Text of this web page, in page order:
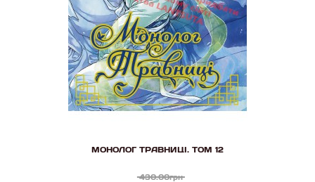
МОНОЛОГ ТРАВНИЦІ. ТОМ 12
430.00грн